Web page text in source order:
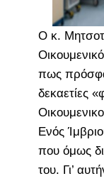
Ο κ.
πως
δεκαετίες
Ενός
που όμως
του. Γι’